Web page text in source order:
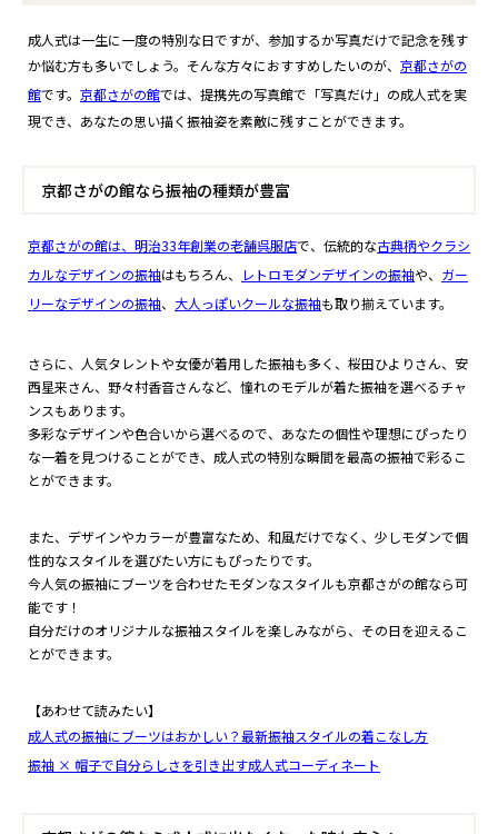
成人式は一生に一度の特別な日ですが、参加するか写真だけで記念を残す
か悩む方も多いでしょう。そんな方々におすすめしたいのが、 京都さがの
館です。 京都さがの館では、提携先の写真館で「写真だけ」の成人式を実
現でき、あなたの思い描く振袖姿を素敵に残すことができます。
京都さがの館なら振袖の種類が豊富
京都さがの館は、明治33年創業の老舗呉服店で、伝統的な古典柄やクラシ
カルなデザインの振袖はもちろん、 レトロモダンデザインの振袖や、 ガー
リーなデザインの振袖、 大人っぽいクールな振袖も取り揃えています。
さらに、人気タレントや女優が着用した振袖も多く、桜田ひよりさん、安
西星来さん、野々村香音さんなど、憧れのモデルが着た振袖を選べるチャ
ンスもあります。
多彩なデザインや色合いから選べるので、あなたの個性や理想にぴったり
な一着を見つけることができ、成人式の特別な瞬間を最高の振袖で彩るこ
とができます。
また、デザインやカラーが豊富なため、和風だけでなく、少しモダンで個
性的なスタイルを選びたい方にもぴったりです。
今人気の振袖にブーツを合わせたモダンなスタイルも京都さがの館なら可
能です！
自分だけのオリジナルな振袖スタイルを楽しみながら、その日を迎えるこ
とができます。
【あわせて読みたい】
成人式の振袖にブーツはおかしい？最新振袖スタイルの着こなし方
振袖 × 帽子で自分らしさを引き出す成人式コーディネート